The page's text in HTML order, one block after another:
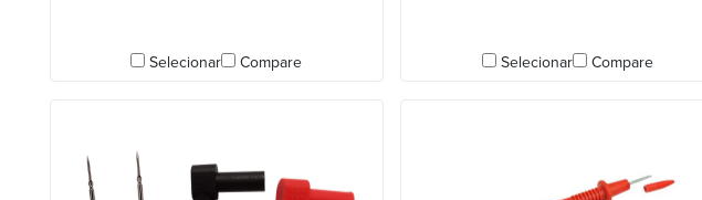
Selecionar Compare Selecionar Compare